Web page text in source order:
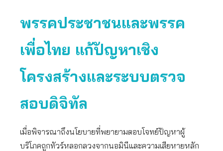
พรรคประชาชนและพรรค
เพื่อไทย แก้ปัญหาเชิง
โครงสร้างและระบบตรวจ
สอบดิจิทัล
เมื่อพิจารณาถึงนโยบายที่พยายามตอบโจทย์ปัญหาผู้
บริโภคถูกทัวร์หลอกลวงจากนอมินีและความเสียหายหลัก